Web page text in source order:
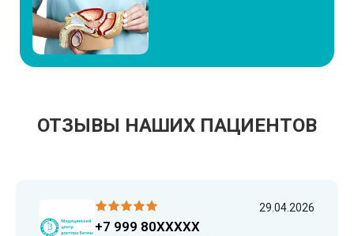
ОТЗЫВЫ НАШИХ ПАЦИЕНТОВ
29.04.2026
+7 999 80XXXXX